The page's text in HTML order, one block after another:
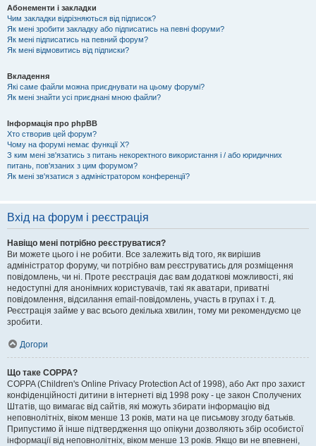
Абонементи і закладки
Чим закладки відрізняються від підписок?
Як мені зробити закладку або підписатись на певні форуми?
Як мені підписатись на певний форум?
Як мені відмовитись від підписки?
Вкладення
Які саме файли можна приєднувати на цьому форумі?
Як мені знайти усі приєднані мною файли?
Інформація про phpBB
Хто створив цей форум?
Чому на форумі немає функції X?
З ким мені зв'язатись з питань некоректного використання і / або юридичних
питань, пов'язаних з цим форумом?
Як мені зв'язатися з адміністратором конференції?
Вхід на форум і реєстрація
Навіщо мені потрібно реєструватися?
Ви можете цього і не робити. Все залежить від того, як вирішив
адміністратор форуму, чи потрібно вам реєструватись для розміщення
повідомлень, чи ні. Проте реєстрація дає вам додаткові можливості, які
недоступні для анонімних користувачів, такі як аватари, приватні
повідомлення, відсилання email-повідомлень, участь в групах і т. д.
Реєстрація займе у вас всього декілька хвилин, тому ми рекомендуємо це
зробити.
Догори
Що таке COPPA?
COPPA (Children's Online Privacy Protection Act of 1998), або Акт про захист
конфіденційності дитини в інтернеті від 1998 року - це закон Сполучених
Штатів, що вимагає від сайтів, які можуть збирати інформацію від
неповнолітніх, віком менше 13 років, мати на це письмову згоду батьків.
Припустимо й інше підтвердження що опікуни дозволяють збір особистої
інформації від неповнолітніх, віком менше 13 років. Якщо ви не впевнені,